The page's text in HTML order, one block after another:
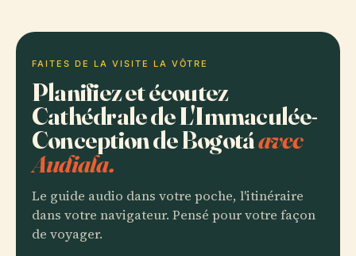
FAITES DE LA VISITE LA VÔTRE
Planifiez et écoutez
Cathédrale de L'Immaculée-
Conception de Bogotáavec
Audiala.
Le guide audio dans votre poche, l'itinéraire
dans votre navigateur. Pensé pour votre façon
de voyager.